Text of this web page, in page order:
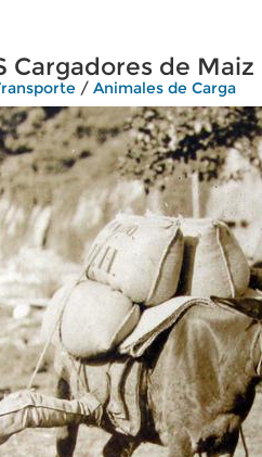
Cargadores de Maiz
/ Animales de Carga